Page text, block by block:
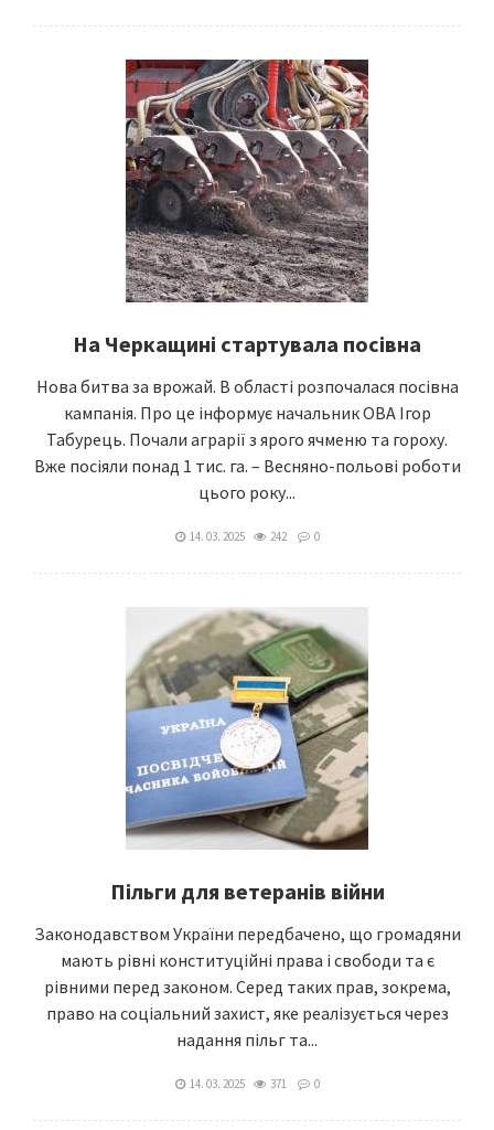
На Черкащині стартувала посівна
Нова битва за врожай. В області розпочалася посівна
кампанія. Про це інформує начальник ОВА Ігор
Табурець. Почали аграрії з ярого ячменю та гороху.
Вже посіяли понад 1 тис. га. – Весняно-польові роботи
цього року...
14. 03. 2025 242 0
Пільги для ветеранів війни
Законодавством України передбачено, що громадяни
мають рівні конституційні права і свободи та є
рівними перед законом. Серед таких прав, зокрема,
право на соціальний захист, яке реалізується через
надання пільг та...
14. 03. 2025 371 0